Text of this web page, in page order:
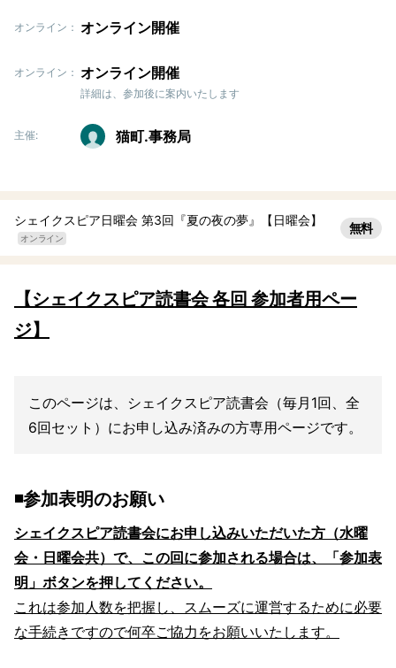
オンライン： オンライン開催
オンライン： オンライン開催
詳細は、参加後に案内いたします
主催: 猫町.事務局
シェイクスピア日曜会 第3回『夏の夜の夢』【日曜会】
オンライン
無料
【シェイクスピア読書会 各回 参加者用ペー
ジ】
このページは、シェイクスピア読書会（毎月1回、全
6回セット）にお申し込み済みの方専用ページです。
◾️参加表明のお願い
シェイクスピア読書会にお申し込みいただいた方（水曜
会・日曜会共）で、この回に参加される場合は、「参加表
明」ボタンを押してください。
これは参加人数を把握し、スムーズに運営するために必要
な手続きですので何卒ご協力をお願いいたします。